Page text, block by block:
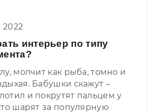
интерьер по типу
молчит как рыба, томно и
Бабушки скажут –
и покрутят пальцем у
шарят за популярную